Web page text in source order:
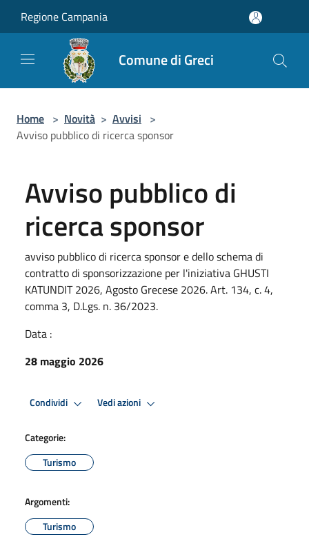
Regione Campania
Comune di Greci
Home > Novità > Avvisi >
Avviso pubblico di ricerca sponsor
Avviso pubblico di
ricerca sponsor
avviso pubblico di ricerca sponsor e dello schema di
contratto di sponsorizzazione per l'iniziativa GHUSTI
KATUNDIT 2026, Agosto Grecese 2026. Art. 134, c. 4,
comma 3, D.Lgs. n. 36/2023.
Data :
28 maggio 2026
Condividi Vedi azioni
Categorie:
Turismo
Argomenti:
Turismo